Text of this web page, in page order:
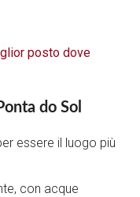
posto dove
do Sol
essere il luogo più
con acque